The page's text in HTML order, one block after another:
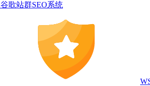
谷歌站群SEO系统